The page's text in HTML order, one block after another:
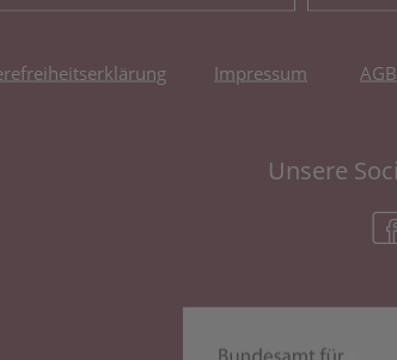
Impressum AGB
Unsere